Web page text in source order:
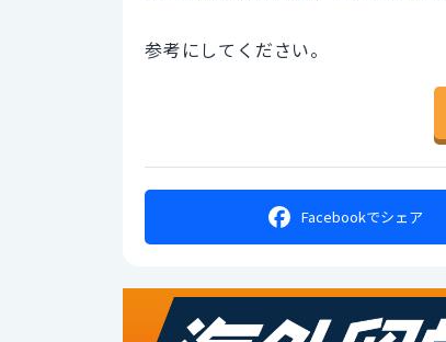
参考にしてください。
Facebookでシェア